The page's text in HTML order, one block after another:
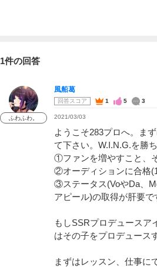
1件の回答
ふわふわ。
風船葛
回答スコア 1 5 3
2021/03/03
ようこそ283プロへ。ま
て下さい。W.I.N.G.を勝
①ファンを増やすこと、
②オーディションに合格
③ステータス(VoやDa、
アピール)の取得が肝要で
もしSSRプロデュースア
はその子をプロデュース
まずはレッスン、仕事に